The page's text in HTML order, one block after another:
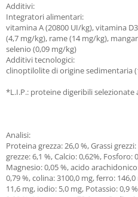
Additivi:
Integratori alimentari:
vitamina A (20800 UI/kg), vitamina
(4,7 mg/kg), rame (14 mg/kg),
selenio (0,09 mg/kg)
Additivi tecnologici:
clinoptilolite di origine sedimentaria
*L.I.P.: proteine digeribili
Analisi:
Proteina grezza: 26,0 %, Grassi
grezze: 6,1 %, Calcio: 0,62%, Fosforo:
Magnesio: 0,05 %, acido
0,79 %, colina: 3100,0 mg, ferro:
11,6 mg, iodio: 5,0 mg, Potassio: 0,9